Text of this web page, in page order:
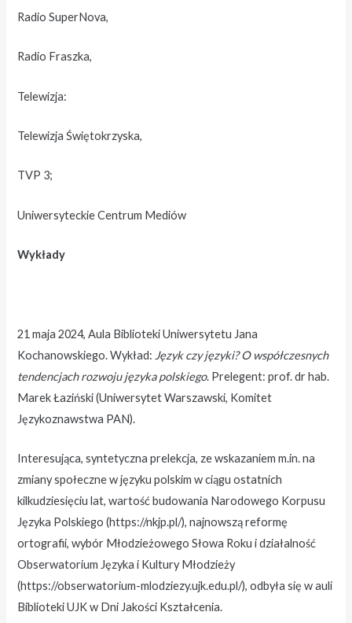
Radio SuperNova,
Radio Fraszka,
Telewizja:
Telewizja Świętokrzyska,
TVP 3;
Uniwersyteckie Centrum Mediów
Wykłady
21 maja 2024, Aula Biblioteki Uniwersytetu Jana
Kochanowskiego. Wykład: Język czy języki? O współczesnych
tendencjach rozwoju języka polskiego. Prelegent: prof. dr hab.
Marek Łaziński (Uniwersytet Warszawski, Komitet
Językoznawstwa PAN).
Interesująca, syntetyczna prelekcja, ze wskazaniem m.in. na
zmiany społeczne w języku polskim w ciągu ostatnich
kilkudziesięciu lat, wartość budowania Narodowego Korpusu
Języka Polskiego (https://nkjp.pl/), najnowszą reformę
ortografii, wybór Młodzieżowego Słowa Roku i działalność
Obserwatorium Języka i Kultury Młodzieży
(https://obserwatorium-mlodziezy.ujk.edu.pl/), odbyła się w auli
Biblioteki UJK w Dni Jakości Kształcenia.